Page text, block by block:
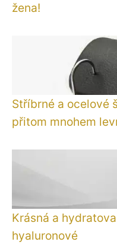
žena!
Stříbrné a ocelové
přitom mnohem
Krásná a
hyaluronové